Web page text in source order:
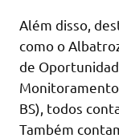
Além disso,
como o
de
Monitoramento
BS), todos
Também